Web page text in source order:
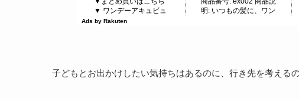
子どもとお出かけしたい気持ちはあるのに、行き先を考える